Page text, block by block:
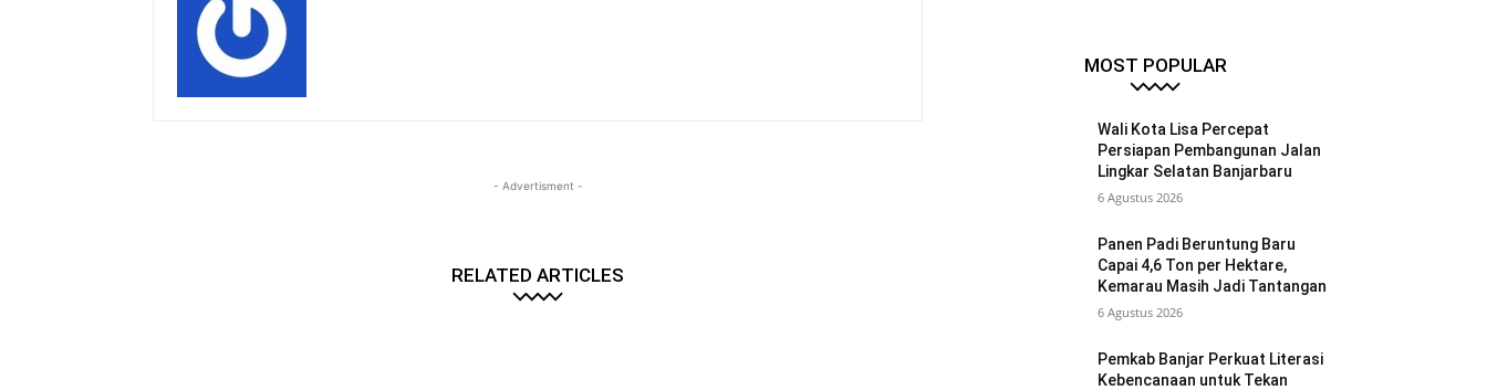
- Advertisment -
RELATED ARTICLES
MOST POPULAR
Wali Kota Lisa Percepat
Persiapan Pembangunan Jalan
Lingkar Selatan Banjarbaru
6 Agustus 2026
Panen Padi Beruntung Baru
Capai 4,6 Ton per Hektare,
Kemarau Masih Jadi Tantangan
6 Agustus 2026
Pemkab Banjar Perkuat Literasi
Kebencanaan untuk Tekan